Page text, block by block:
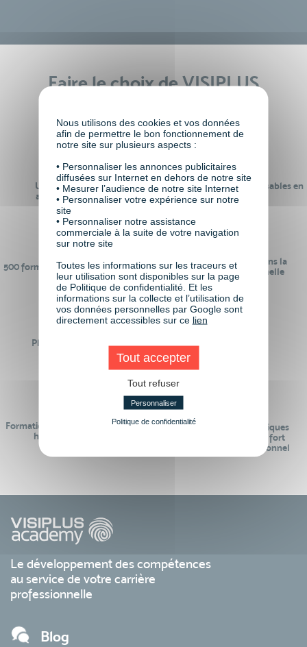
Faire le choix de VISIPLUS
Un réseau de 22 000
anciens participants
100% des formations réalisables en
digital learning
500 formations pour se préparer au
monde de demain
24 ans d'expérience dans la
formation professionnelle
Plus de 50 formations
Des intervenants
Formations réalisables pendant ou
hors temps de travail
Des contenus pédagogiques
« de pointe » et en lien fort
avec le monde professionnel
Le développement des compétences
au service de votre carrière
professionnelle
Blog
Nous utilisons des cookies et vos données
afin de permettre le bon fonctionnement de
notre site sur plusieurs aspects :
• Personnaliser les annonces publicitaires
diffusées sur Internet en dehors de notre site
• Mesurer l’audience de notre site Internet
• Personnaliser votre expérience sur notre
site
• Personnaliser notre assistance
commerciale à la suite de votre navigation
sur notre site
Toutes les informations sur les traceurs et
leur utilisation sont disponibles sur la page
de Politique de confidentialité. Et les
informations sur la collecte et l’utilisation de
vos données personnelles par Google sont
directement accessibles sur ce lien
Tout accepter
Tout refuser
Personnaliser
Politique de confidentialité